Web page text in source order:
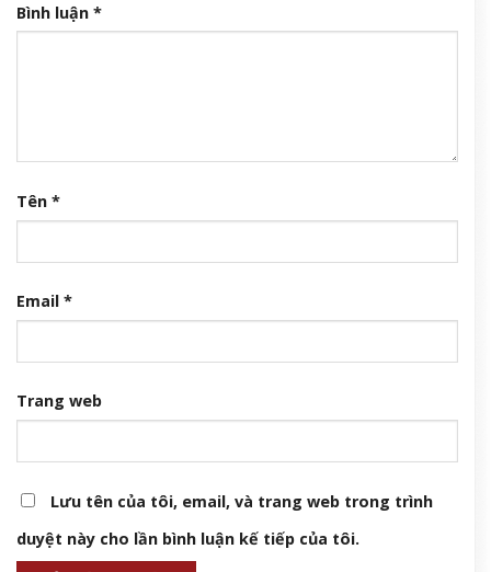
Bình luận *
Tên *
Email *
Trang web
Lưu tên của tôi, email, và trang web trong trình
duyệt này cho lần bình luận kế tiếp của tôi.